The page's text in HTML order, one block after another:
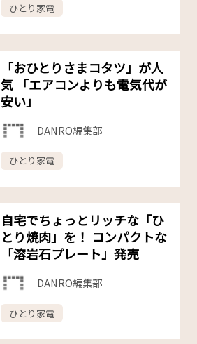
ひとり家電
「おひとりさまコタツ」が人
気 「エアコンよりも電気代が
安い」
DANRO編集部
ひとり家電
自宅でちょっとリッチな「ひ
とり焼肉」を！ コンパクトな
「溶岩石プレート」発売
DANRO編集部
ひとり家電